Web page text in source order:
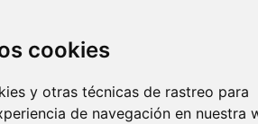
cookies
y otras técnicas de rastreo para
de navegación en nuestra